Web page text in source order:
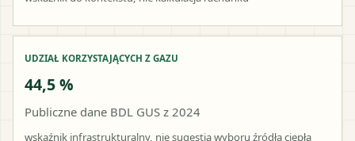
UDZIAŁ KORZYSTAJĄCYCH Z GAZU
44,5 %
Publiczne dane BDL GUS z 2024
wskaźnik infrastrukturalny, nie sugestia wyboru źródła ciepła